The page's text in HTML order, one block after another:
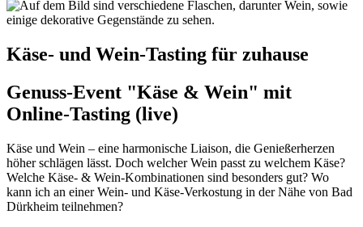
Käse- und Wein-Tasting für zuhause
Genuss-Event "Käse & Wein" mit
Online-Tasting (live)
Käse und Wein – eine harmonische Liaison, die Genießerherzen
höher schlägen lässt. Doch welcher Wein passt zu welchem Käse?
Welche Käse- & Wein-Kombinationen sind besonders gut? Wo
kann ich an einer Wein- und Käse-Verkostung in der Nähe von Bad
Dürkheim teilnehmen?